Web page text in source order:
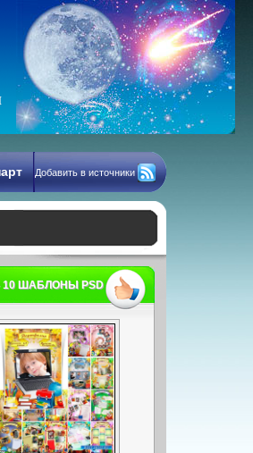
Добавить в источники
10 ШАБЛОНЫ PSD